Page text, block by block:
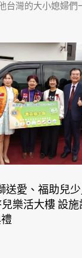
台灣的大小媳婦們
送愛、福助兒
樂活大樓 設